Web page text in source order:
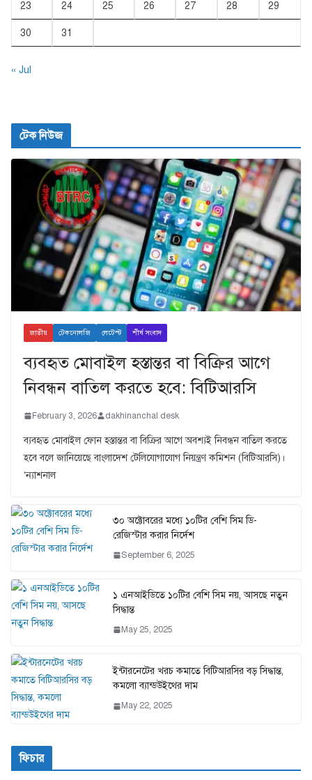
23 24 25 26 27 28 29
30 31
« Jul
টেক নিউজ
জাতীয় টেকনোলজি লেটেস্ট শীর্ষ সংবাদ
ব্যবহৃত মোবাইল হস্তান্তর বা বিক্রির আগে
নিবন্ধন বাতিল করতে হবে: বিটিআরসি
February 3, 2026 dakhinanchal desk
ব্যবহৃত মোবাইল ফোন হস্তান্তর বা বিক্রির আগে অবশ্যই নিবন্ধন বাতিল করতে
হবে বলে জানিয়েছে বাংলাদেশ টেলিযোগাযোগ নিয়ন্ত্রণ কমিশন (বিটিআরসি)।
‘ন্যাশনাল
৩০ অক্টোবরের মধ্যে ১০টির বেশি সিম ডি-
রেজিস্টার করার নির্দেশ
September 6, 2025
১ এনআইডিতে ১০টির বেশি সিম নয়, আসছে নতুন
সিদ্ধান্ত
May 25, 2025
ইন্টারনেটের খরচ কমাতে বিটিআরসির বড় সিদ্ধান্ত,
কমলো ব্যান্ডউইথের দাম
May 22, 2025
ফিচার